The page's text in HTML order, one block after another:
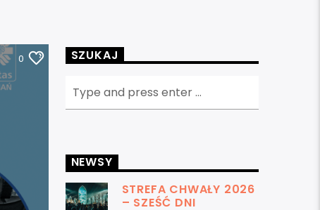
0 SZUKAJ
NEWSY
STREFA CHWAŁY 2026
– SZEŚĆ DNI